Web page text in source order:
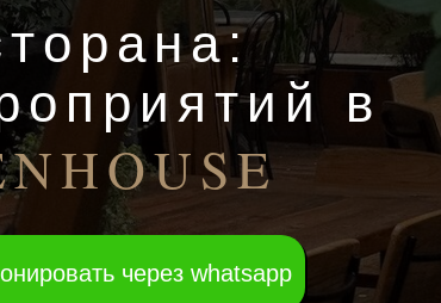
в
через whatsapp